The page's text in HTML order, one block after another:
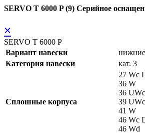
SERVO T 6000 P (9) Серийное
×
SERVO T 6000 P
Вариант навески
нижние
Категория навески
кат. 3
Сплошные корпуса
27 Wc
36 W
36
39
41 W
46 Wc
46 Wd